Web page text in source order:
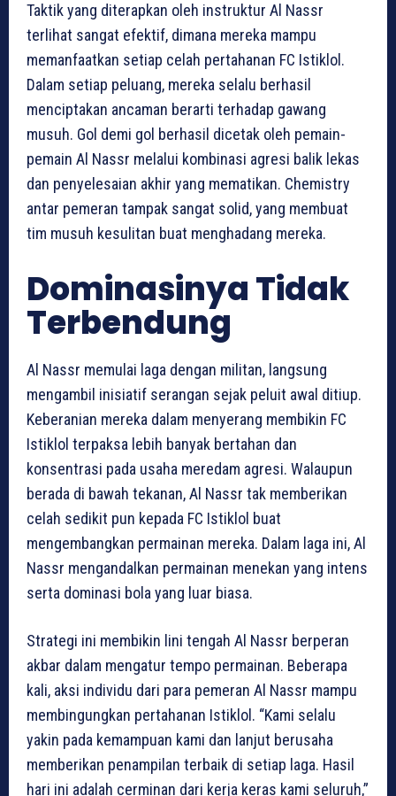
Taktik yang diterapkan oleh instruktur Al Nassr
terlihat sangat efektif, dimana mereka mampu
memanfaatkan setiap celah pertahanan FC Istiklol.
Dalam setiap peluang, mereka selalu berhasil
menciptakan ancaman berarti terhadap gawang
musuh. Gol demi gol berhasil dicetak oleh pemain-
pemain Al Nassr melalui kombinasi agresi balik lekas
dan penyelesaian akhir yang mematikan. Chemistry
antar pemeran tampak sangat solid, yang membuat
tim musuh kesulitan buat menghadang mereka.
Dominasinya Tidak
Terbendung
Al Nassr memulai laga dengan militan, langsung
mengambil inisiatif serangan sejak peluit awal ditiup.
Keberanian mereka dalam menyerang membikin FC
Istiklol terpaksa lebih banyak bertahan dan
konsentrasi pada usaha meredam agresi. Walaupun
berada di bawah tekanan, Al Nassr tak memberikan
celah sedikit pun kepada FC Istiklol buat
mengembangkan permainan mereka. Dalam laga ini, Al
Nassr mengandalkan permainan menekan yang intens
serta dominasi bola yang luar biasa.
Strategi ini membikin lini tengah Al Nassr berperan
akbar dalam mengatur tempo permainan. Beberapa
kali, aksi individu dari para pemeran Al Nassr mampu
membingungkan pertahanan Istiklol. “Kami selalu
yakin pada kemampuan kami dan lanjut berusaha
memberikan penampilan terbaik di setiap laga. Hasil
hari ini adalah cerminan dari kerja keras kami seluruh,”